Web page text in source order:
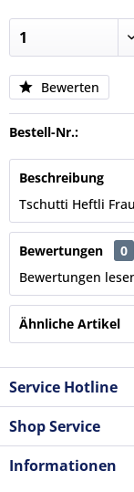
Bewerten
Bestell-Nr.:
Beschreibung
Tschutti Heftli
Bewertungen
0
Bewertungen
Ähnliche Artikel
Service Hotline
Shop Service
Informationen